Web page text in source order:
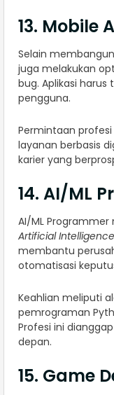
13. Mobile
Selain
juga melakukan
bug. Aplikasi
pengguna.
Permintaan
layanan berbasis
karier yang
14. AI/ML
AI/ML
Artificial Intelligence
membantu
otomatisasi
Keahlian meliputi
pemrograman
Profesi ini
depan.
15. Game